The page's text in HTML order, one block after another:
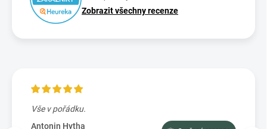
Zobrazit všechny recenze
Vše v pořádku.
Antonin Hytha